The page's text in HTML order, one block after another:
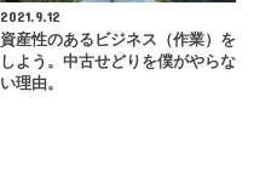
2021.9.12
資産性のあるビジネス（作業）を
しよう。中古せどりを僕がやらな
い理由。